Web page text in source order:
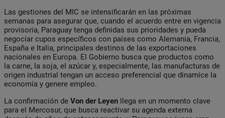
Las gestiones del MIC se intensificarán en las próximas
semanas para asegurar que, cuando el acuerdo entre en vigencia
provisoria, Paraguay tenga definidas sus prioridades y pueda
negociar cupos específicos con países como Alemania, Francia,
España e Italia, principales destinos de las exportaciones
nacionales en Europa. El Gobierno busca que productos como
la carne, la soja, el azúcar y, especialmente, las manufacturas de
origen industrial tengan un acceso preferencial que dinamice la
economía y genere empleo.
La confirmación de Von der Leyen llega en un momento clave
para el Mercosur, que busca reactivar su agenda externa